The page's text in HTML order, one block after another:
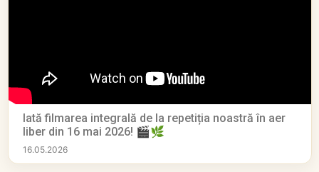
Iată filmarea integrală de la repetiția noastră în aer
liber din 16 mai 2026! 🎬🌿
16.05.2026